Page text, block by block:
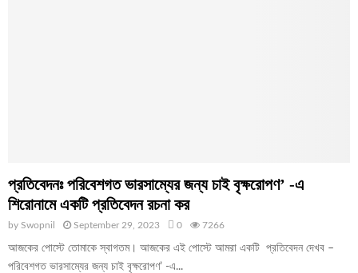
প্রতিবেদনঃ পরিবেশগত ভারসাম্যের জন্য চাই বৃক্ষরোপণ’ -এ
শিরোনামে একটি প্রতিবেদন রচনা কর
by Swopnil September 29, 2023 0 7266
আজকের পোস্টে তোমাকে স্বাগতম। আজকের এই পোস্টে আমরা একটি প্রতিবেদন দেখব –
পরিবেশগত ভারসাম্যের জন্য চাই বৃক্ষরোপণ’ -এ...